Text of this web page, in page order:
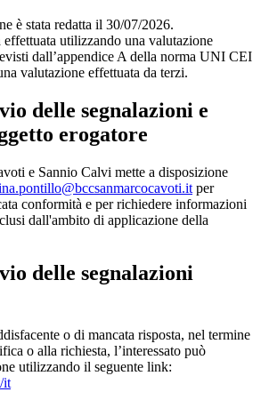
è stata redatta il 30/07/2026.
effettuata utilizzando una valutazione
dall’appendice A della norma UNI CEI
valutazione effettuata da terzi.
delle segnalazioni e
erogatore
e Sannio Calvi mette a disposizione
per
conformità e per richiedere informazioni
dall'ambito di applicazione della
delle segnalazioni
o di mancata risposta, nel termine
o alla richiesta, l’interessato può
utilizzando il seguente link:
it